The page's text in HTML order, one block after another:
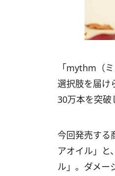
「mythm（
選択肢を届け
30万本を突破
今回発売する
アオイル」と
ル」。ダメー